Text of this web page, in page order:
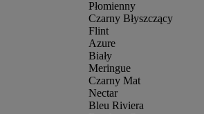
Płomienny
Czarny Błyszczący
Flint
Azure
Biały
Meringue
Czarny Mat
Nectar
Bleu Riviera